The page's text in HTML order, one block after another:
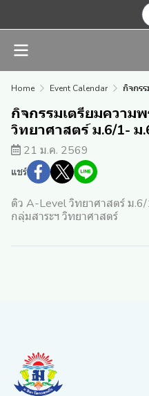
Home Event Calendar กิจกรรมเต
กิจกรรมเตรียมความ
วิทยาศาสตร์ ม.6/1- ม
21 ม.ค. 2569
แชร์
ติว A-Level วิทยาศาสตร์ ม
กลุ่มสาระฯ วิทยาศาสตร์